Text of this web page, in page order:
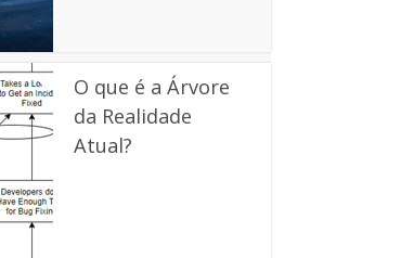
O que é a Árvore
da Realidade
Atual?